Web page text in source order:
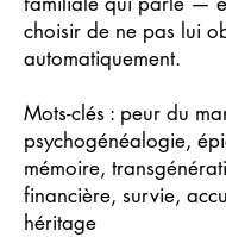
choisir de ne pas lui
automatiquement.
Mots-clés : peur du
psychogénéalogie,
mémoire,
financière, survie,
héritage